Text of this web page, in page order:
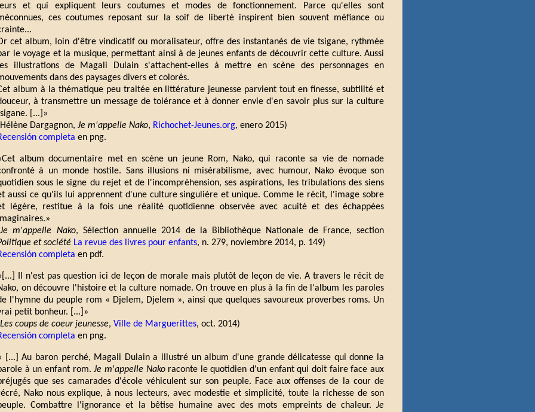
et qui expliquent leurs coutumes et modes de fonctionnement. Parce qu'elles sont
ces coutumes reposant sur la soif de liberté inspirent bien souvent méfiance ou
cet album, loin d'être vindicatif ou moralisateur, offre des instantanés de vie tsigane, rythmée
le voyage et la musique, permettant ainsi à de jeunes enfants de découvrir cette culture. Aussi
illustrations de Magali Dulain s'attachent-elles à mettre en scène des personnages en
dans des paysages divers et colorés.
album à la thématique peu traitée en littérature jeunesse parvient tout en finesse, subtilité et
à transmettre un message de tolérance et à donner envie d'en savoir plus sur la culture
[...]»
Dargagnon, Je m'appelle Nako, Richochet-Jeunes.org, enero 2015)
completa en png.
album documentaire met en scène un jeune Rom, Nako, qui raconte sa vie de nomade
à un monde hostile. Sans illusions ni misérabilisme, avec humour, Nako évoque son
sous le signe du rejet et de l'incompréhension, ses aspirations, les tribulations des siens
aussi ce qu'ils lui apprennent d'une culture singulière et unique. Comme le récit, l'image sobre
légère, restitue à la fois une réalité quotidienne observée avec acuité et des échappées
Je m'appelle Nako, Sélection annuelle 2014 de la Bibliothèque Nationale de France, section
et société La revue des livres pour enfants, n. 279, noviembre 2014, p. 149)
completa en pdf.
Il n'est pas question ici de leçon de morale mais plutôt de leçon de vie. A travers le récit de
on découvre l'histoire et la culture nomade. On trouve en plus à la fin de l'album les paroles
l'hymne du peuple rom « Djelem, Djelem », ainsi que quelques savoureux proverbes roms. Un
petit bonheur. [...]»
Les coups de coeur jeunesse, Ville de Marguerittes, oct. 2014)
completa en png.
[...] Au baron perché, Magali Dulain a illustré un album d'une grande délicatesse qui donne la
à un enfant rom.Je m'appelle Nakoraconte le quotidien d'un enfant qui doit faire face aux
que ses camarades d'école véhiculent sur son peuple. Face aux offenses de la cour de
Nako nous explique, à nous lecteurs, avec modestie et simplicité, toute la richesse de son
Combattre l'ignorance et la bêtise humaine avec des mots empreints de chaleur. Je